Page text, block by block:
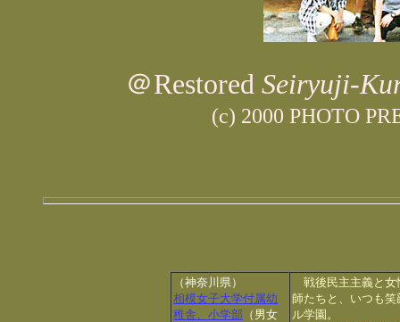
＠Restored Seiryuji-
(c) 2000 PHOTO
（神奈川県）
相模女子大学付属幼
稚舎、小学部 （男女
戦後民主主義と女
師たちと、いつも
ル学園。